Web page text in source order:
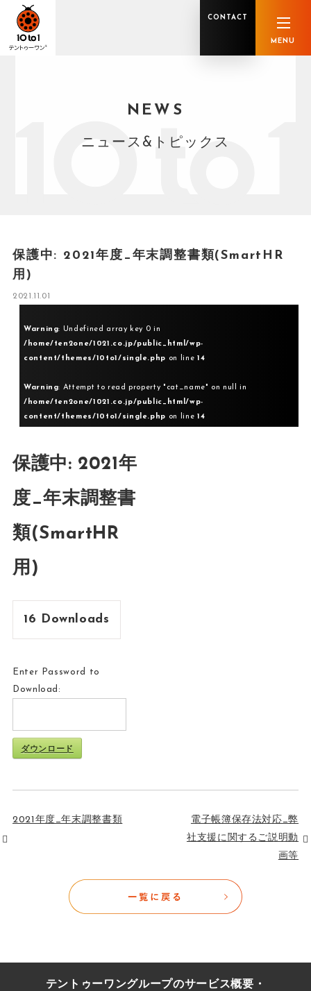
税理士業務
社会保険労務士業務 不動産鑑定士業務 行政書士業務
私たちの軌跡 グループ概要
CONTACT
MENU
NEWS
ニュース&トピックス
保護中: 2021年度_年末調整書類(SmartHR
用)
2021.11.01
Warning: Undefined array key 0 in
/home/ten2one/1021.co.jp/public_html/wp-
content/themes/10to1/single.php on line 14
Warning: Attempt to read property "cat_name" on null in
/home/ten2one/1021.co.jp/public_html/wp-
content/themes/10to1/single.php on line 14
保護中: 2021年
度_年末調整書
類(SmartHR
用)
16 Downloads
Enter Password to
Download:
ダウンロード
2021年度_年末調整書類
電子帳簿保存法対応_弊
社支援に関するご説明動
画等
テントゥーワングループのサービス概要・